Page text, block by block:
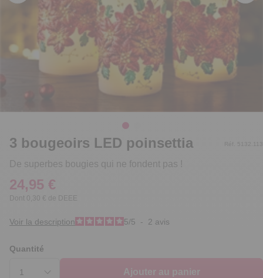
3 bougeoirs LED poinsettia
De superbes bougies qui ne fondent pas !
Réf. 5132.113
24,95 €
Dont 0,30 € de DEEE
Voir la description 5/5 - 2 avis
Quantité
Ajouter au panier